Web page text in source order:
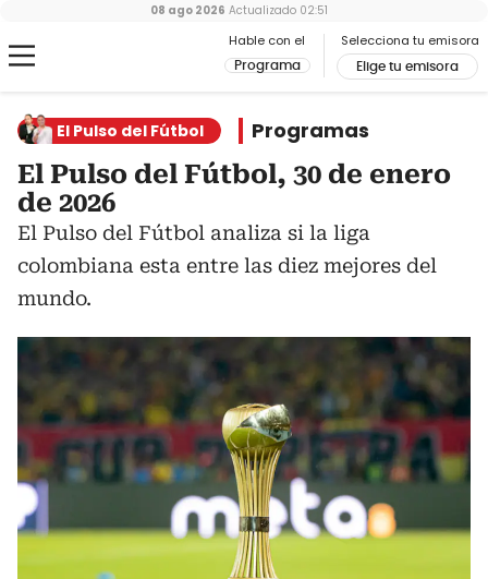
Hable con el
Programa
Selecciona tu emisora
Elige tu emisora
08 ago 2026 Actualizado 02:51
El Pulso del Fútbol Programas
El Pulso del Fútbol, 30 de enero
de 2026
El Pulso del Fútbol analiza si la liga
colombiana esta entre las diez mejores del
mundo.